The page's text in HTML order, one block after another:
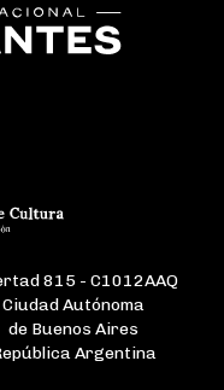
815 - C1012AAQ
Ciudad Autónoma
de Buenos Aires
Argentina